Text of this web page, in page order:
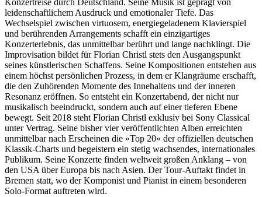
Konzertreise durch Deutschland. Seine Musik ist geprägt von
leidenschaftlichem Ausdruck und emotionaler Tiefe. Das
Wechselspiel zwischen virtuosem, energiegeladenem Klavierspiel
und berührenden Arrangements schafft ein einzigartiges
Konzerterlebnis, das unmittelbar berührt und lange nachklingt. Die
Improvisation bildet für Florian Christl stets den Ausgangspunkt
seines künstlerischen Schaffens. Seine Kompositionen entstehen aus
einem höchst persönlichen Prozess, in dem er Klangräume erschafft,
die den Zuhörenden Momente des Innehaltens und der inneren
Resonanz eröffnen. So entsteht ein Konzertabend, der nicht nur
musikalisch beeindruckt, sondern auch auf einer tieferen Ebene
bewegt. Seit 2018 steht Florian Christl exklusiv bei Sony Classical
unter Vertrag. Seine bisher vier veröffentlichten Alben erreichten
unmittelbar nach Erscheinen die »Top 20« der offiziellen deutschen
Klassik-Charts und begeistern ein stetig wachsendes, internationales
Publikum. Seine Konzerte finden weltweit großen Anklang – von
den USA über Europa bis nach Asien. Der Tour-Auftakt findet in
Bremen statt, wo der Komponist und Pianist in einem besonderen
Solo-Format auftreten wird.